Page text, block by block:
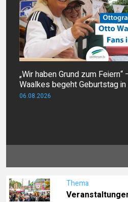
„Wir haben Grund zum Feiern“
Waalkes begeht Geburtstag in
06.08.2026
Thema